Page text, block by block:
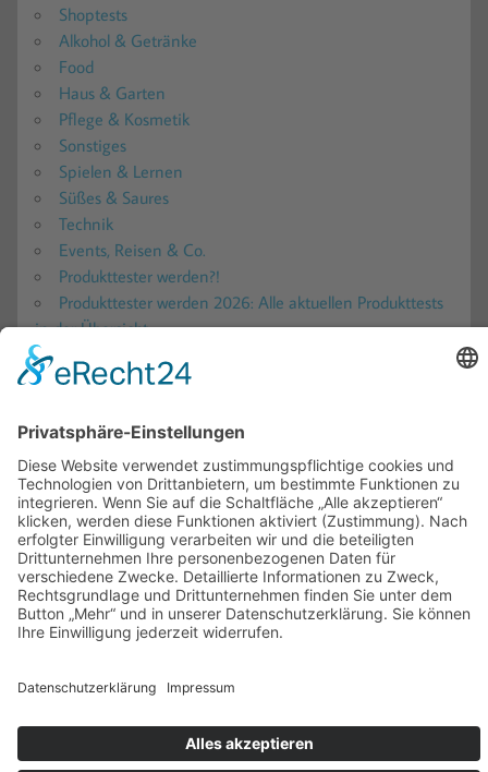
Shoptests
Alkohol & Getränke
Food
Haus & Garten
Pflege & Kosmetik
Sonstiges
Spielen & Lernen
Süßes & Saures
Technik
Events, Reisen & Co.
Produkttester werden?!
Produkttester werden 2026: Alle aktuellen Produkttests
in der Übersicht
Ratgeber
Gewinnspiele
Teilnahmebedingungen
Für Firmen
Kooperationen
Impressum
Datenschutz